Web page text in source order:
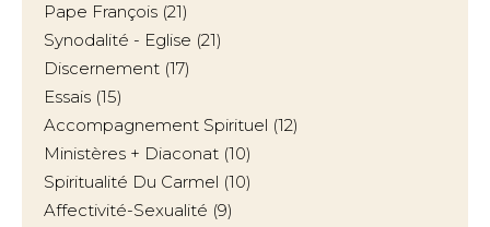
Pape François (21)
Synodalité - Eglise (21)
Discernement (17)
Essais (15)
Accompagnement Spirituel (12)
Ministères + Diaconat (10)
Spiritualité Du Carmel (10)
Affectivité-Sexualité (9)